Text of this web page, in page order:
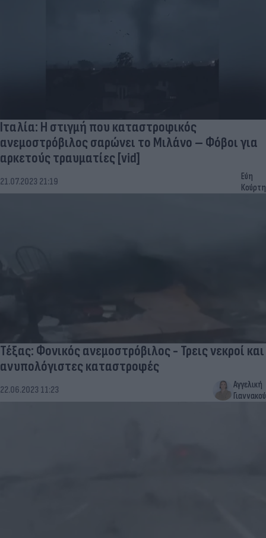
Ιταλία: Η στιγμή που καταστροφικός
ανεμοστρόβιλος σαρώνει το Μιλάνο – Φόβοι για
αρκετούς τραυματίες [vid]
21.07.2023 21:19
Εύη
Κούρτη
Τέξας: Φονικός ανεμοστρόβιλος - Τρεις νεκροί και
ανυπολόγιστες καταστροφές
22.06.2023 11:23
Αγγελική
Γιαννακού